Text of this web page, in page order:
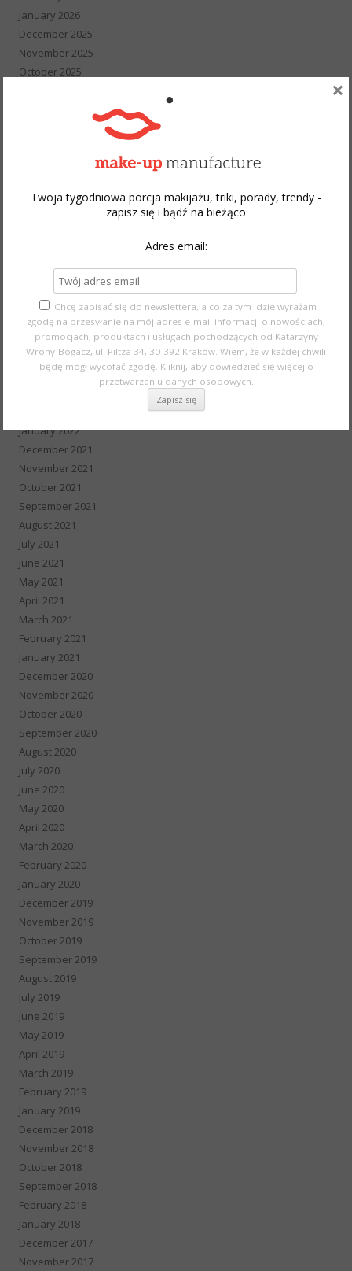
January 2026
December 2025
November 2025
October 2025
April 2023
October 2022
September 2022
August 2022
July 2022
May 2022
April 2022
January 2022
December 2021
November 2021
October 2021
September 2021
August 2021
July 2021
June 2021
May 2021
April 2021
March 2021
February 2021
January 2021
December 2020
November 2020
October 2020
September 2020
August 2020
July 2020
June 2020
May 2020
April 2020
March 2020
February 2020
January 2020
December 2019
November 2019
October 2019
September 2019
August 2019
July 2019
June 2019
May 2019
April 2019
March 2019
February 2019
January 2019
December 2018
November 2018
October 2018
September 2018
February 2018
January 2018
December 2017
November 2017
Twoja tygodniowa porcja makijażu, triki, porady, trendy -
zapisz się i bądź na bieżąco
Adres email:
Chcę zapisać się do newslettera, a co za tym idzie wyrażam
zgodę na przesyłanie na mój adres e-mail informacji o nowościach,
promocjach, produktach i usługach pochodzących od Katarzyny
Wrony-Bogacz, ul. Piltza 34, 30-392 Kraków. Wiem, że w każdej chwili
będę mógł wycofać zgodę. Kliknij, aby dowiedzieć się więcej o
przetwarzaniu danych osobowych.
×